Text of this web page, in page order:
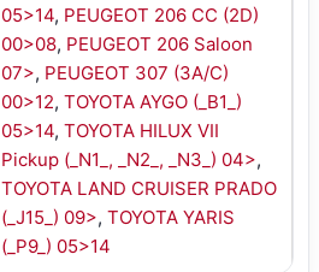
05>14, PEUGEOT 206 CC (2D)
00>08, PEUGEOT 206 Saloon
07>, PEUGEOT 307 (3A/C)
00>12, TOYOTA AYGO (_B1_)
05>14, TOYOTA HILUX VII
Pickup (_N1_, _N2_, _N3_) 04>,
TOYOTA LAND CRUISER PRADO
(_J15_) 09>, TOYOTA YARIS
(_P9_) 05>14